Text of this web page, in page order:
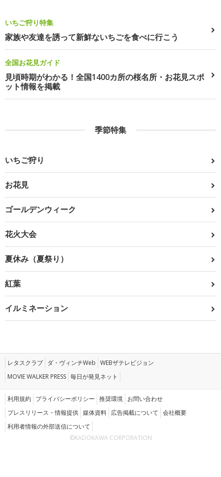
いちご狩り特集
家族や友達を誘って新鮮ないちごを食べに行こう
全国お花見ガイド
見頃時期がわかる！全国1400カ所の桜名所・お花見スポ
ット情報を掲載
季節特集
いちご狩り
お花見
ゴールデンウィーク
花火大会
夏休み（夏祭り）
紅葉
イルミネーション
レタスクラブ ダ・ヴィンチWeb WEBザテレビジョン
MOVIE WALKER PRESS 毎日が発見ネット
利用規約 プライバシーポリシー 推奨環境 お問い合わせ
プレスリリース・情報提供 媒体資料 広告掲載について 会社概要
利用者情報の外部送信について
©KADOKAWA CORPORATION